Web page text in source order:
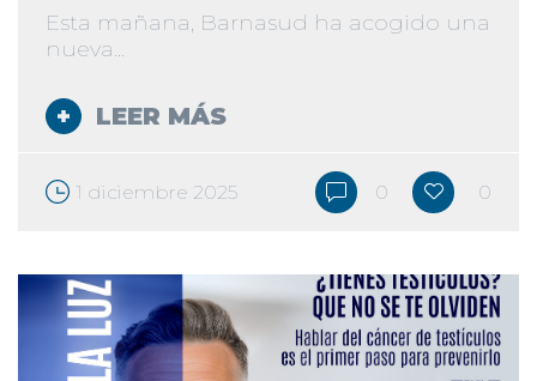
Esta mañana, Barnasud ha acogido una
nueva...
LEER MÁS
1 diciembre 2025 0 0